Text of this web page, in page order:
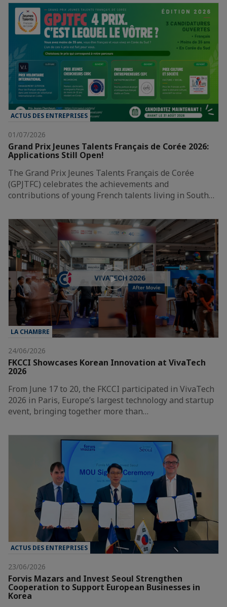
ACTUS DES ENTREPRISES
01/07/2026
Grand Prix Jeunes Talents Français de Corée 2026:
Applications Still Open!
The Grand Prix Jeunes Talents Français de Corée
(GPJTFC) celebrates the achievements and
contributions of young French talents living in South…
LA CHAMBRE
24/06/2026
FKCCI Showcases Korean Innovation at VivaTech
2026
From June 17 to 20, the FKCCI participated in VivaTech
2026 in Paris, Europe’s largest technology and startup
event, bringing together more than…
ACTUS DES ENTREPRISES
23/06/2026
Forvis Mazars and Invest Seoul Strengthen
Cooperation to Support European Businesses in
Korea